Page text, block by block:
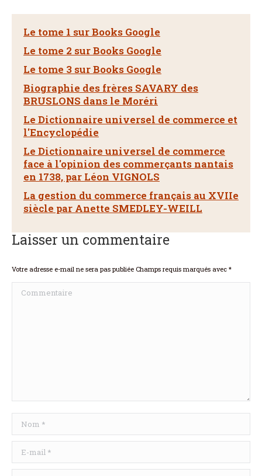
Le tome 1 sur Books Google
Le tome 2 sur Books Google
Le tome 3 sur Books Google
Biographie des frères SAVARY des
BRUSLONS dans le Moréri
Le Dictionnaire universel de commerce et
l'Encyclopédie
Le Dictionnaire universel de commerce
face à l'opinion des commerçants nantais
en 1738, par Léon VIGNOLS
La gestion du commerce français au XVIIe
siècle par Anette SMEDLEY-WEILL
Laisser un commentaire
Votre adresse e-mail ne sera pas publiée Champs requis marqués avec *
Commentaire
Nom *
E-mail *